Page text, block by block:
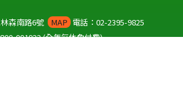
森南路6號 MAP 電話：02-2395-9825
001922(全年無休免付費)